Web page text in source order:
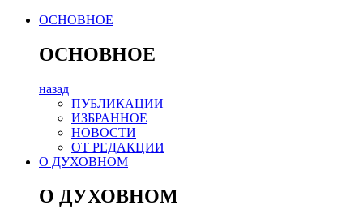
ОСНОВНОЕ
ОСНОВНОЕ
назад
ПУБЛИКАЦИИ
ИЗБРАННОЕ
НОВОСТИ
ОТ РЕДАКЦИИ
О ДУХОВНОМ
О ДУХОВНОМ